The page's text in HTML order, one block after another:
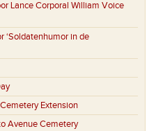
Lance Corporal William Voice
‘Soldatenhumor in de
Extension
Avenue Cemetery